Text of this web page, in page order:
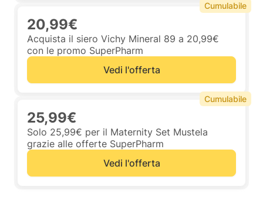
20,99€
Acquista il siero Vichy Mineral 89 a 20,99€
con le promo SuperPharm
Vedi l'offerta
Cumulabile
25,99€
Solo 25,99€ per il Maternity Set Mustela
grazie alle offerte SuperPharm
Vedi l'offerta
Cumulabile